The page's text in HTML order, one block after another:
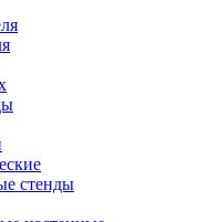
стенды